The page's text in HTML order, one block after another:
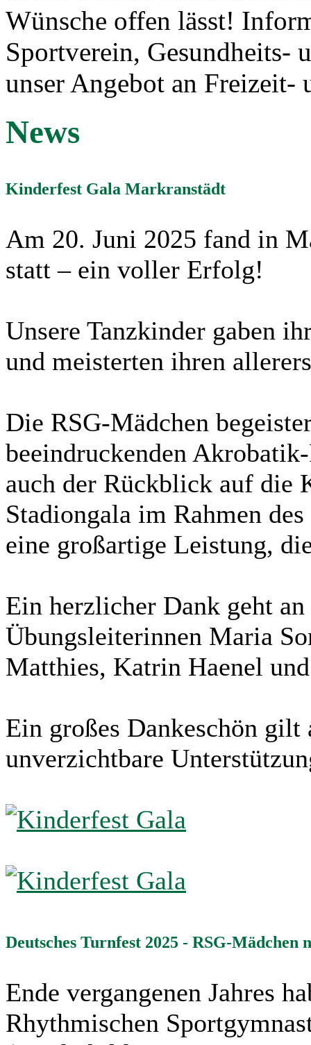
Wünsche offen lässt!
Sportverein, Gesundheits-
unser Angebot an Freizeit-
News
Kinderfest Gala Markranstädt
Am 20. Juni 2025 fand in
statt – ein voller Erfolg!
Unsere Tanzkinder gaben
und meisterten ihren
Die RSG-Mädchen
beeindruckenden
auch der Rückblick auf die
Stadiongala im Rahmen
eine großartige Leistung,
Ein herzlicher Dank geht an
Übungsleiterinnen Maria
Matthies, Katrin Haenel
Ein großes Dankeschön
unverzichtbare
Deutsches Turnfest 2025 - RSG-
Ende vergangenen Jahres
Rhythmischen